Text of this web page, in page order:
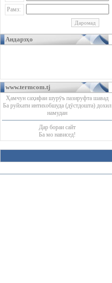
Рамз:
Андарзҳо
www.termcom.tj
Ҳамчун саҳифаи шурӯъ пазируфта шавад
Ба руйхати интихобшуда (дӯстдошта) дохил
намудан
Дар бораи сайт
Ба мо нависед!